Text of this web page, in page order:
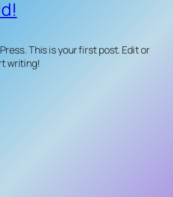
This is your first post. Edit or
writing!